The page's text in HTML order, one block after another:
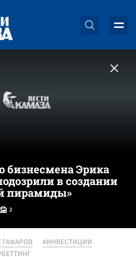
бизнесмена Эрика
в создании
пирамиды»
2
ГАФАРОВ
#ИНВЕСТИЦИИ